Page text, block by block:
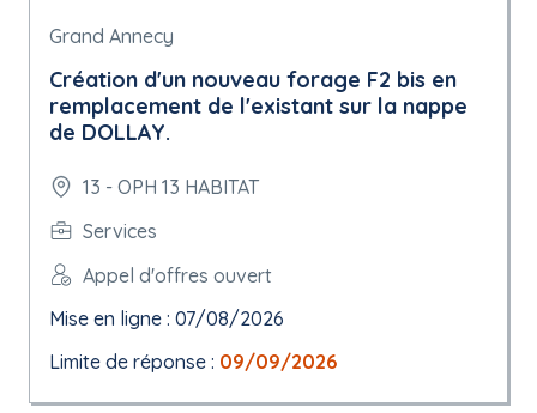
Grand Annecy
Création d'un nouveau forage F2 bis en
remplacement de l'existant sur la nappe
de DOLLAY.
13 - OPH 13 HABITAT
Services
Appel d'offres ouvert
Mise en ligne : 07/08/2026
Limite de réponse : 09/09/2026